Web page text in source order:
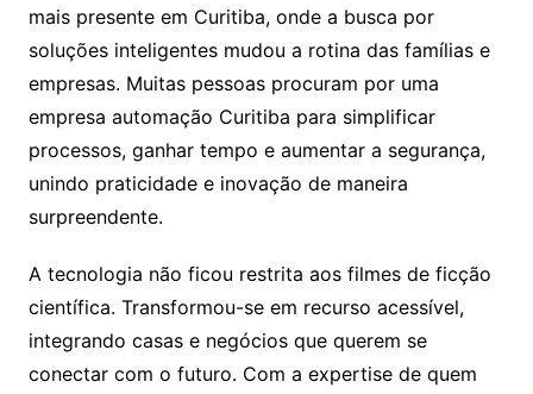
mais presente em Curitiba, onde a busca por
soluções inteligentes mudou a rotina das famílias e
empresas. Muitas pessoas procuram por uma
empresa automação Curitiba para simplificar
processos, ganhar tempo e aumentar a segurança,
unindo praticidade e inovação de maneira
surpreendente.
A tecnologia não ficou restrita aos filmes de ficção
científica. Transformou-se em recurso acessível,
integrando casas e negócios que querem se
conectar com o futuro. Com a expertise de quem